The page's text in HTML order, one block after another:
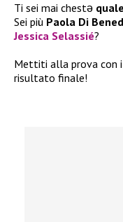
Ti sei mai chestə
Sei più Paola Di
Jessica Selassié?
Mettiti alla prova con
risultato finale!